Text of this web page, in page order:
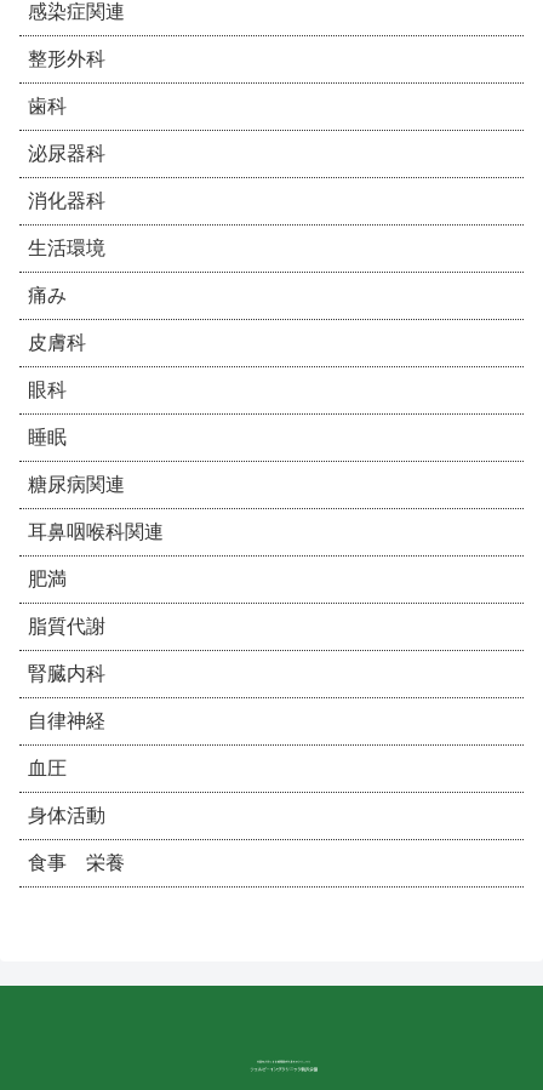
感染症関連
整形外科
歯科
泌尿器科
消化器科
生活環境
痛み
皮膚科
眼科
睡眠
糖尿病関連
耳鼻咽喉科関連
肥満
脂質代謝
腎臓内科
自律神経
血圧
身体活動
食事 栄養